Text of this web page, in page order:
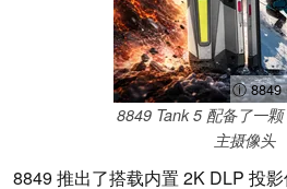
ⓘ 8849
8849 Tank 5 配备了一
主摄像头
8849 推出了搭载内置 2K DLP 投